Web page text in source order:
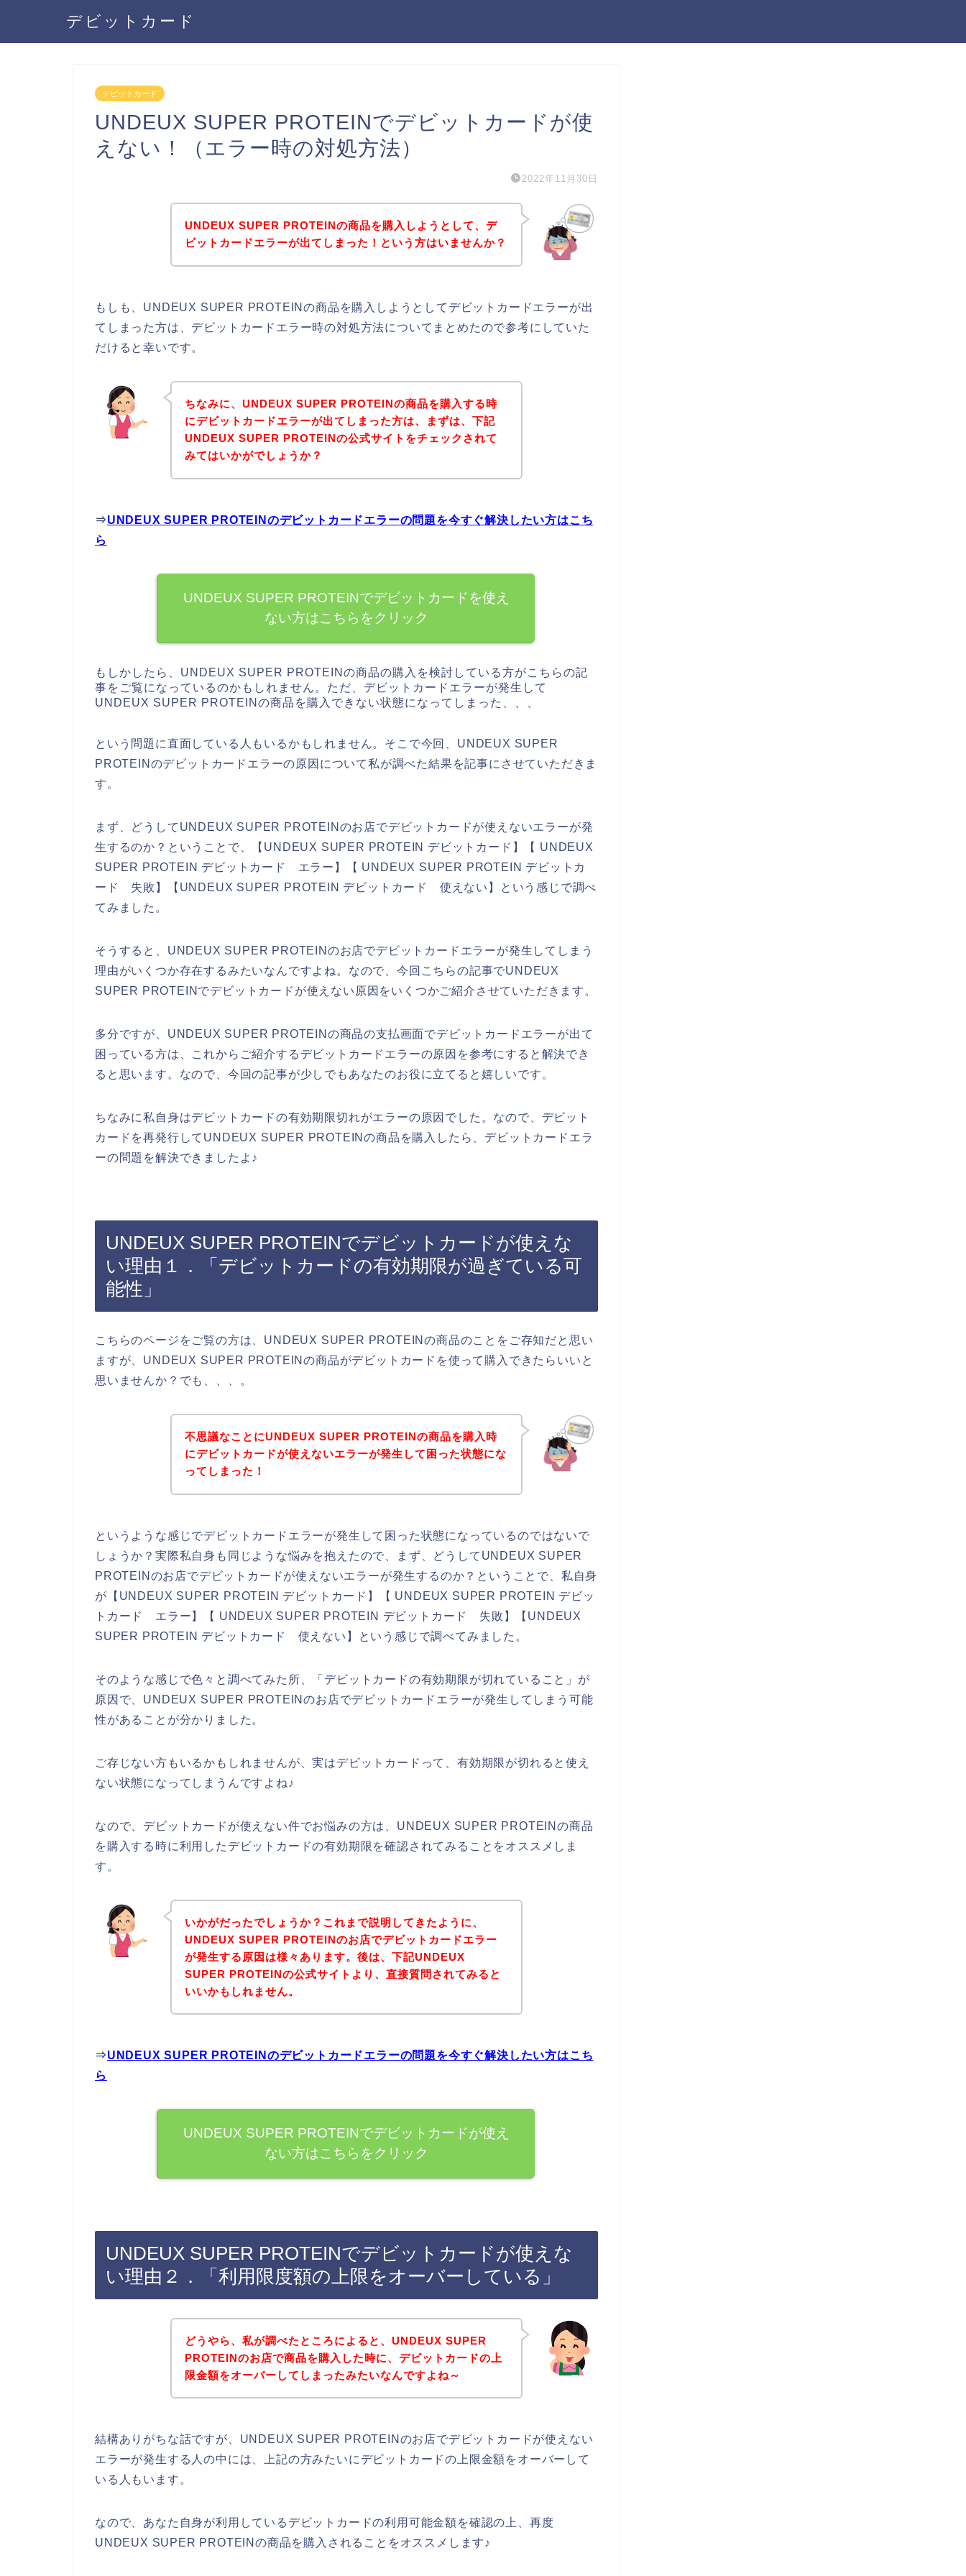
デビットカード
デビットカード
UNDEUX SUPER PROTEINでデビットカードが使
えない！（エラー時の対処方法）
2022年11月30日
UNDEUX SUPER PROTEINの商品を購入しようとして、デ
ビットカードエラーが出てしまった！という方はいませんか？
もしも、UNDEUX SUPER PROTEINの商品を購入しようとしてデビットカードエラーが出
てしまった方は、デビットカードエラー時の対処方法についてまとめたので参考にしていた
だけると幸いです。
ちなみに、UNDEUX SUPER PROTEINの商品を購入する時
にデビットカードエラーが出てしまった方は、まずは、下記
UNDEUX SUPER PROTEINの公式サイトをチェックされて
みてはいかがでしょうか？
⇒UNDEUX SUPER PROTEINのデビットカードエラーの問題を今すぐ解決したい方はこち
ら
UNDEUX SUPER PROTEINでデビットカードを使え
ない方はこちらをクリック
もしかしたら、UNDEUX SUPER PROTEINの商品の購入を検討している方がこちらの記
事をご覧になっているのかもしれません。ただ、デビットカードエラーが発生して
UNDEUX SUPER PROTEINの商品を購入できない状態になってしまった、、、
という問題に直面している人もいるかもしれません。そこで今回、UNDEUX SUPER
PROTEINのデビットカードエラーの原因について私が調べた結果を記事にさせていただきま
す。
まず、どうしてUNDEUX SUPER PROTEINのお店でデビットカードが使えないエラーが発
生するのか？ということで、【UNDEUX SUPER PROTEIN デビットカード】【 UNDEUX
SUPER PROTEIN デビットカード エラー】【 UNDEUX SUPER PROTEIN デビットカ
ード 失敗】【UNDEUX SUPER PROTEIN デビットカード 使えない】という感じで調べ
てみました。
そうすると、UNDEUX SUPER PROTEINのお店でデビットカードエラーが発生してしまう
理由がいくつか存在するみたいなんですよね。なので、今回こちらの記事でUNDEUX
SUPER PROTEINでデビットカードが使えない原因をいくつかご紹介させていただきます。
多分ですが、UNDEUX SUPER PROTEINの商品の支払画面でデビットカードエラーが出て
困っている方は、これからご紹介するデビットカードエラーの原因を参考にすると解決でき
ると思います。なので、今回の記事が少しでもあなたのお役に立てると嬉しいです。
ちなみに私自身はデビットカードの有効期限切れがエラーの原因でした。なので、デビット
カードを再発行してUNDEUX SUPER PROTEINの商品を購入したら、デビットカードエラ
ーの問題を解決できましたよ♪
UNDEUX SUPER PROTEINでデビットカードが使えな
い理由１．「デビットカードの有効期限が過ぎている可
能性」
こちらのページをご覧の方は、UNDEUX SUPER PROTEINの商品のことをご存知だと思い
ますが、UNDEUX SUPER PROTEINの商品がデビットカードを使って購入できたらいいと
思いませんか？でも、、、。
不思議なことにUNDEUX SUPER PROTEINの商品を購入時
にデビットカードが使えないエラーが発生して困った状態にな
ってしまった！
というような感じでデビットカードエラーが発生して困った状態になっているのではないで
しょうか？実際私自身も同じような悩みを抱えたので、まず、どうしてUNDEUX SUPER
PROTEINのお店でデビットカードが使えないエラーが発生するのか？ということで、私自身
が【UNDEUX SUPER PROTEIN デビットカード】【 UNDEUX SUPER PROTEIN デビッ
トカード エラー】【 UNDEUX SUPER PROTEIN デビットカード 失敗】【UNDEUX
SUPER PROTEIN デビットカード 使えない】という感じで調べてみました。
そのような感じで色々と調べてみた所、「デビットカードの有効期限が切れていること」が
原因で、UNDEUX SUPER PROTEINのお店でデビットカードエラーが発生してしまう可能
性があることが分かりました。
ご存じない方もいるかもしれませんが、実はデビットカードって、有効期限が切れると使え
ない状態になってしまうんですよね♪
なので、デビットカードが使えない件でお悩みの方は、UNDEUX SUPER PROTEINの商品
を購入する時に利用したデビットカードの有効期限を確認されてみることをオススメしま
す。
いかがだったでしょうか？これまで説明してきたように、
UNDEUX SUPER PROTEINのお店でデビットカードエラー
が発生する原因は様々あります。後は、下記UNDEUX
SUPER PROTEINの公式サイトより、直接質問されてみると
いいかもしれません。
⇒UNDEUX SUPER PROTEINのデビットカードエラーの問題を今すぐ解決したい方はこち
ら
UNDEUX SUPER PROTEINでデビットカードが使え
ない方はこちらをクリック
UNDEUX SUPER PROTEINでデビットカードが使えな
い理由２．「利用限度額の上限をオーバーしている」
どうやら、私が調べたところによると、UNDEUX SUPER
PROTEINのお店で商品を購入した時に、デビットカードの上
限金額をオーバーしてしまったみたいなんですよね～
結構ありがちな話ですが、UNDEUX SUPER PROTEINのお店でデビットカードが使えない
エラーが発生する人の中には、上記の方みたいにデビットカードの上限金額をオーバーして
いる人もいます。
なので、あなた自身が利用しているデビットカードの利用可能金額を確認の上、再度
UNDEUX SUPER PROTEINの商品を購入されることをオススメします♪